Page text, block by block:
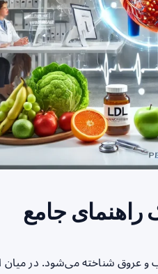
و عروق شناخته می‌شود. در میان